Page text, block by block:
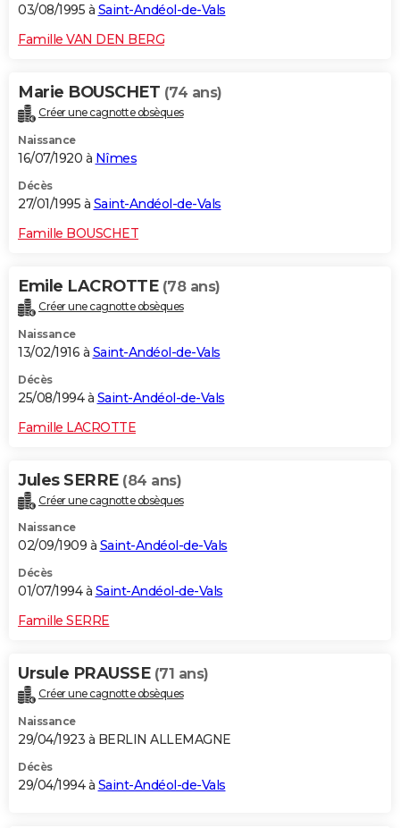
03/08/1995 à Saint-Andéol-de-Vals
Famille VAN DEN BERG
Marie BOUSCHET (74 ans)
Créer une cagnotte obsèques
Naissance
16/07/1920 à Nîmes
Décès
27/01/1995 à Saint-Andéol-de-Vals
Famille BOUSCHET
Emile LACROTTE (78 ans)
Créer une cagnotte obsèques
Naissance
13/02/1916 à Saint-Andéol-de-Vals
Décès
25/08/1994 à Saint-Andéol-de-Vals
Famille LACROTTE
Jules SERRE (84 ans)
Créer une cagnotte obsèques
Naissance
02/09/1909 à Saint-Andéol-de-Vals
Décès
01/07/1994 à Saint-Andéol-de-Vals
Famille SERRE
Ursule PRAUSSE (71 ans)
Créer une cagnotte obsèques
Naissance
29/04/1923 à BERLIN ALLEMAGNE
Décès
29/04/1994 à Saint-Andéol-de-Vals